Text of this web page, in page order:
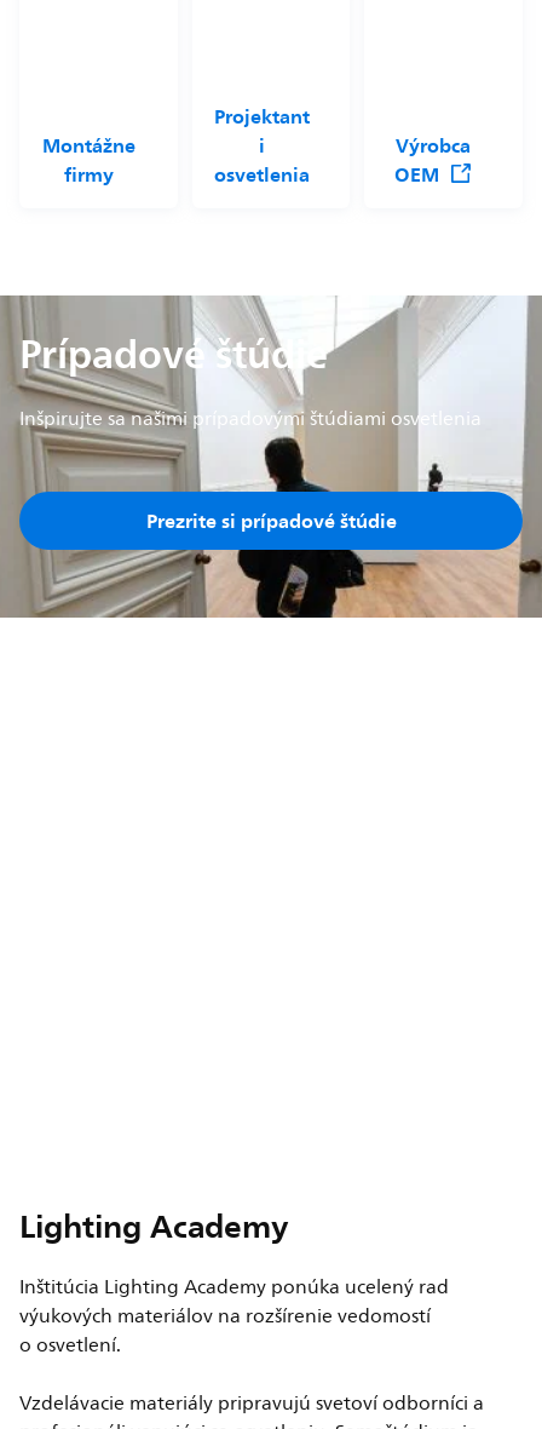
Montážne
firmy
Projektant
i
osvetlenia
Výrobca
OEM
Prípadové štúdie
Inšpirujte sa našimi prípadovými štúdiami osvetlenia
Prezrite si prípadové štúdie
Lighting Academy
Inštitúcia Lighting Academy ponúka ucelený rad
výukových materiálov na rozšírenie vedomostí
o osvetlení.
Vzdelávacie materiály pripravujú svetoví odborníci a